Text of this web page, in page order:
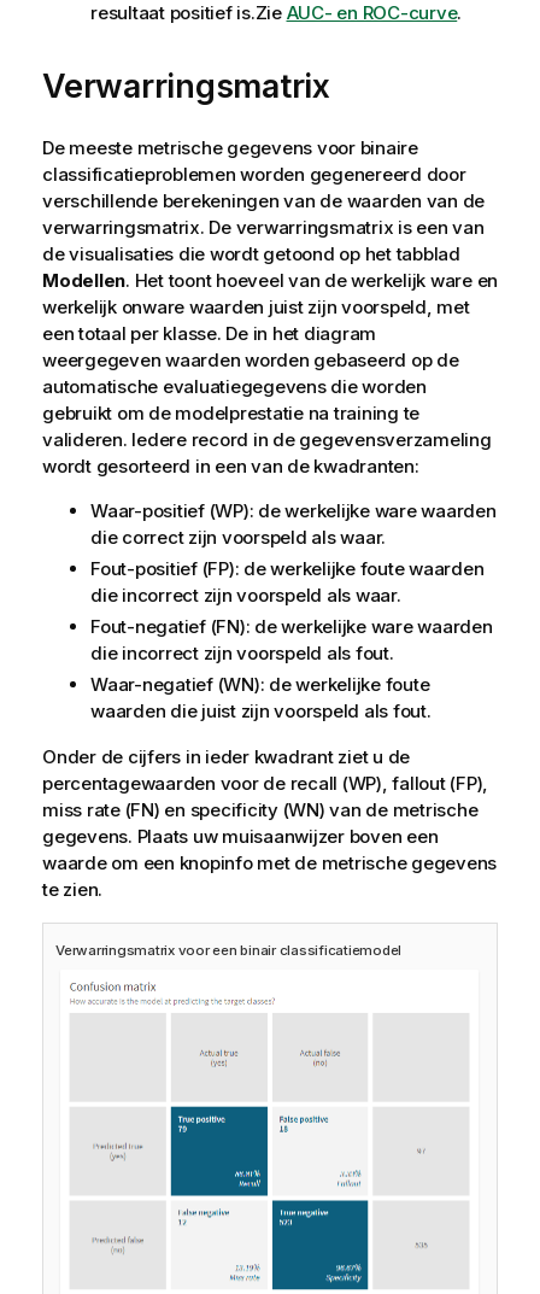
resultaat positief is.Zie AUC- en ROC-curve.
Verwarringsmatrix
De meeste metrische gegevens voor binaire
classificatieproblemen worden gegenereerd door
verschillende berekeningen van de waarden van de
verwarringsmatrix. De verwarringsmatrix is een van
de visualisaties die wordt getoond op het tabblad
Modellen. Het toont hoeveel van de werkelijk ware en
werkelijk onware waarden juist zijn voorspeld, met
een totaal per klasse. De in het diagram
weergegeven waarden worden gebaseerd op de
automatische evaluatiegegevens die worden
gebruikt om de modelprestatie na training te
valideren. Iedere record in de gegevensverzameling
wordt gesorteerd in een van de kwadranten:
Waar-positief (WP): de werkelijke ware waarden
die correct zijn voorspeld als waar.
Fout-positief (FP): de werkelijke foute waarden
die incorrect zijn voorspeld als waar.
Fout-negatief (FN): de werkelijke ware waarden
die incorrect zijn voorspeld als fout.
Waar-negatief (WN): de werkelijke foute
waarden die juist zijn voorspeld als fout.
Onder de cijfers in ieder kwadrant ziet u de
percentagewaarden voor de recall (WP), fallout (FP),
miss rate (FN) en specificity (WN) van de metrische
gegevens. Plaats uw muisaanwijzer boven een
waarde om een knopinfo met de metrische gegevens
te zien.
Verwarringsmatrix voor een binair classificatiemodel